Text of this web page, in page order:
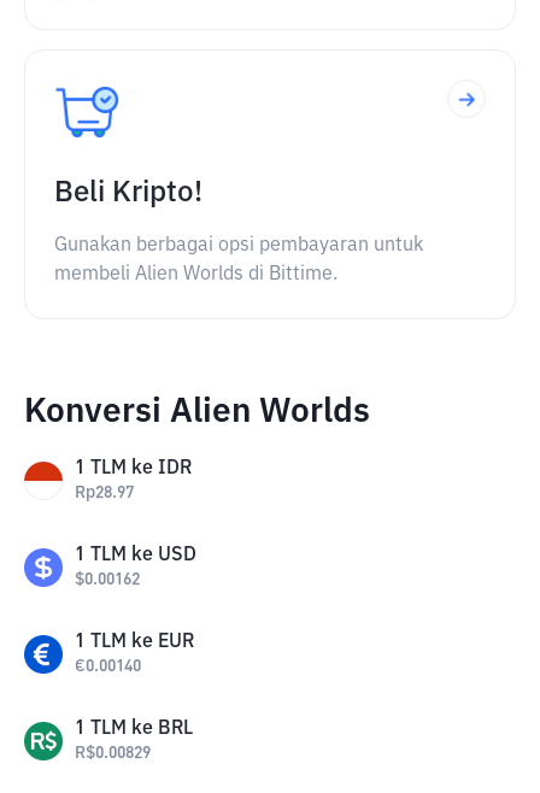
Beli Kripto!
Gunakan berbagai opsi pembayaran untuk
membeli Alien Worlds di Bittime.
Konversi Alien Worlds
1 TLM ke IDR
Rp28.97
1 TLM ke USD
$0.00162
1 TLM ke EUR
€0.00140
1 TLM ke BRL
R$0.00829